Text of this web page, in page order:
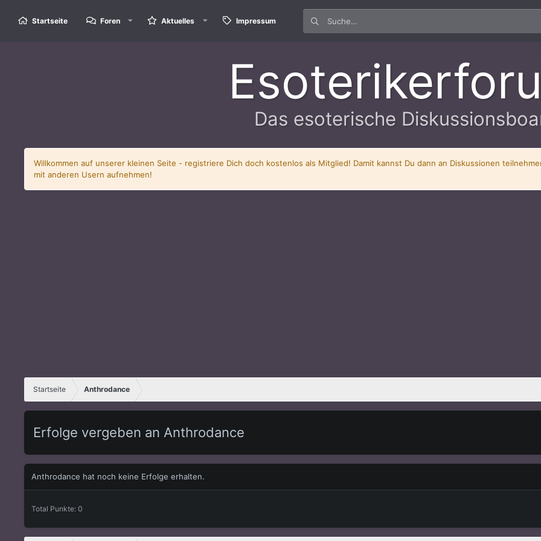
Startseite Foren Aktuelles Impressum
Das esoterische
Willkommen auf unserer kleinen Seite - registriere Dich doch kostenlos als Mitglied! Damit kannst Du dann an Diskussionen
mit anderen Usern aufnehmen!
Startseite Anthrodance
Erfolge vergeben an Anthrodance
Anthrodance hat noch keine Erfolge erhalten.
Total Punkte: 0